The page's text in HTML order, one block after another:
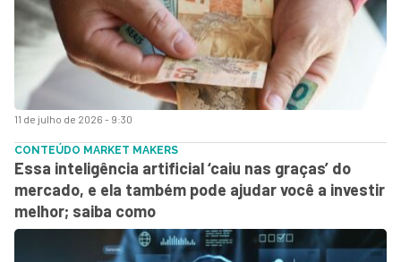
11 de julho de 2026 - 9:30
CONTEÚDO MARKET MAKERS
Essa inteligência artificial ‘caiu nas graças’ do
mercado, e ela também pode ajudar você a investir
melhor; saiba como